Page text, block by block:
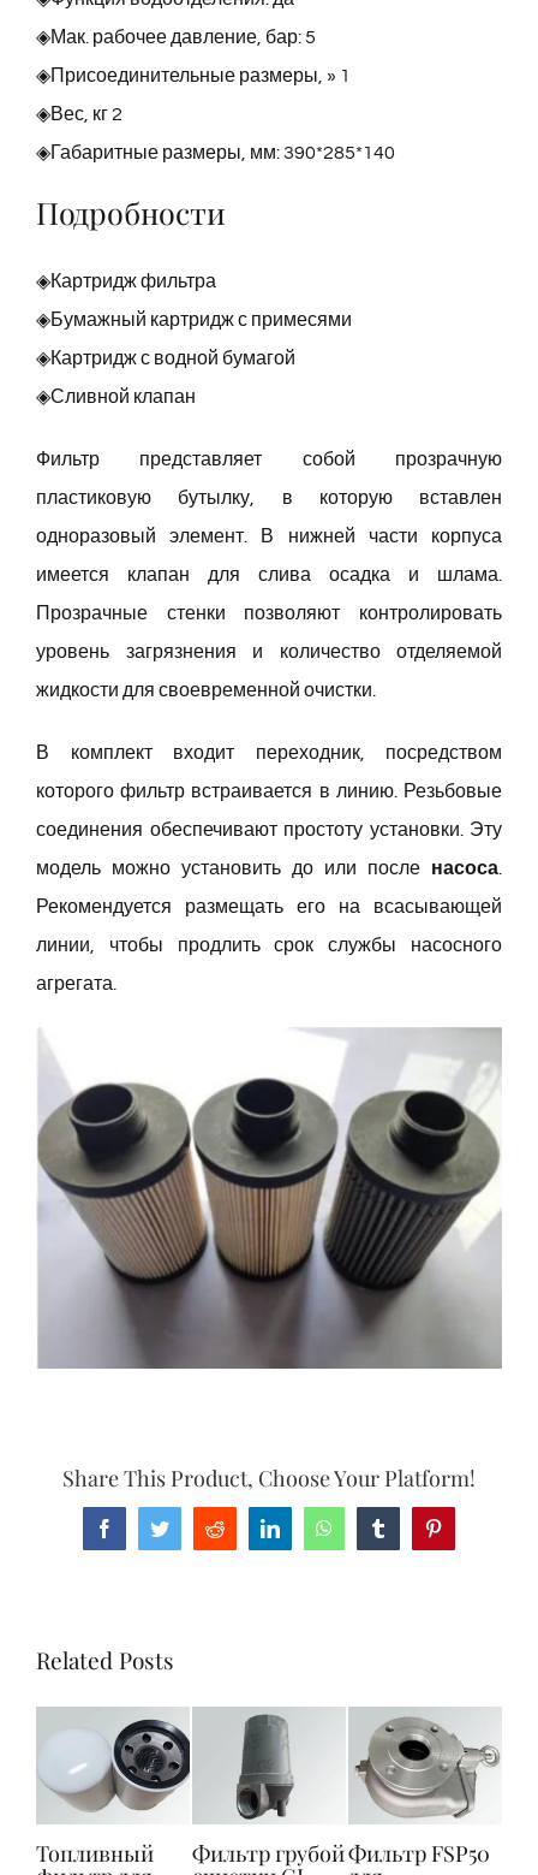
◈Мак. рабочее давление, бар: 5
◈Присоединительные размеры, » 1
◈Вес, кг 2
◈Габаритные размеры, мм: 390*285*140
Подробности
◈Картридж фильтра
◈Бумажный картридж с примесями
◈Картридж с водной бумагой
◈Сливной клапан
Фильтр представляет собой прозрачную
пластиковую бутылку, в которую вставлен
одноразовый элемент. В нижней части корпуса
имеется клапан для слива осадка и шлама.
Прозрачные стенки позволяют контролировать
уровень загрязнения и количество отделяемой
жидкости для своевременной очистки.
В комплект входит переходник, посредством
которого фильтр встраивается в линию. Резьбовые
соединения обеспечивают простоту установки. Эту
модель можно установить до или после насоса
Рекомендуется размещать его на всасывающей
линии, чтобы продлить срок службы насосного
агрегата.
Share This Product, Choose Your Platform!
FacebookTwitterReddit LinkedInWhatsAppTumblrPinterest
Related Posts
Фильтр грубойФильтр FSP50 Корзина